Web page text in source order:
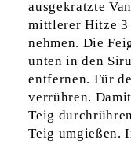
ausgekratzte
mittlerer Hitze 3
nehmen. Die
unten in den
entfernen. Für
verrühren.
Teig
Teig umgießen.